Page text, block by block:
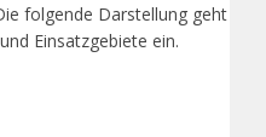
folgende Darstellung geht
Einsatzgebiete ein.